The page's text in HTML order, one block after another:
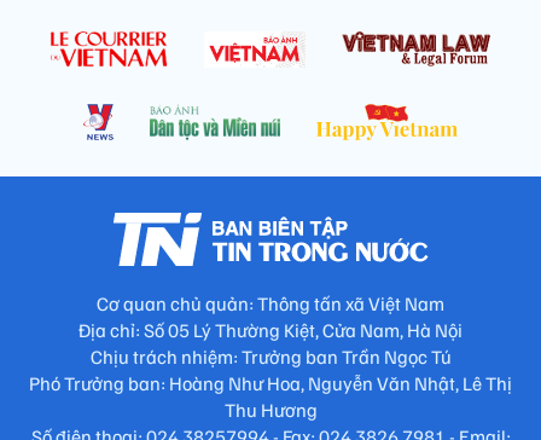
Cơ quan chủ quản: Thông tấn xã Việt Nam
Địa chỉ: Số 05 Lý Thường Kiệt, Cửa Nam, Hà Nội
Chịu trách nhiệm: Trưởng ban Trần Ngọc Tú
Phó Trưởng ban: Hoàng Như Hoa, Nguyễn Văn Nhật, Lê Thị
Thu Hương